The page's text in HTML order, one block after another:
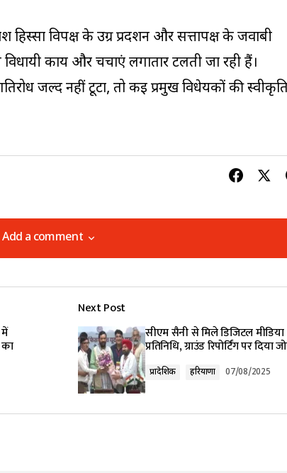
हिस्सा विपक्ष के उग्र प्रदर्शन और सत्तापक्ष के जवाबी
कार्य और चर्चाएं लगातार टलती जा रही हैं।
जल्द नहीं टूटा, तो कई प्रमुख विधेयकों की
Add a comment
Add a comment
Required fields are marked
Next Post
सीएम सैनी से मिले डिजिटल मीडिया
प्रतिनिधि, ग्राउंड रिपोर्टिंग पर दिया
प्रादेशिक हरियाणा 07/08/2025